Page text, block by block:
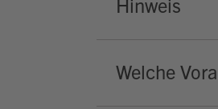
Hinweis
Welche